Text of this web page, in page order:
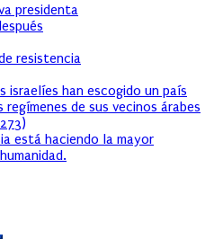
presidenta
resistencia
han escogido un país
de sus vecinos árabes
273)
está haciendo la mayor